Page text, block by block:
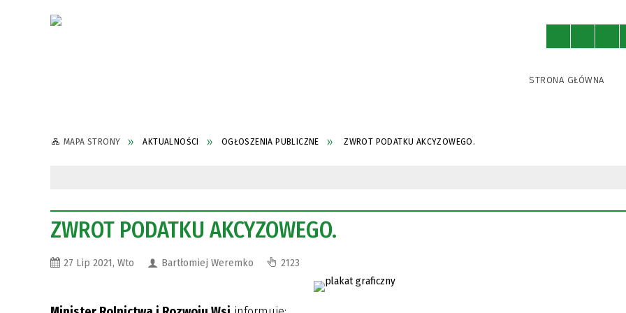
STRONA GŁÓWNA
MAPA STRONY AKTUALNOŚCI OGŁOSZENIA PUBLICZNE ZWROT PODATKU AKCYZOWEGO.
ZWROT PODATKU AKCYZOWEGO.
27 Lip 2021, Wto Bartłomiej Weremko 2123